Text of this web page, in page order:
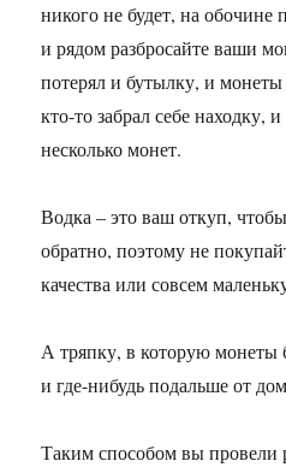
никого не будет, на
и рядом разбросайте ваши
потерял и бутылку, и
кто-то забрал себе находку,
несколько монет.
Водка – это ваш откуп,
обратно, поэтому не
качества или совсем
А тряпку, в которую монеты
и где-нибудь подальше от
Таким способом вы провели